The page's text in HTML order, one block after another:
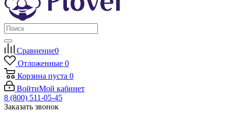
Сравнение0
Отложенные 0
Корзина пуста 0
ВойтиМой кабинет
8 (800) 511-05-45
Заказать звонок